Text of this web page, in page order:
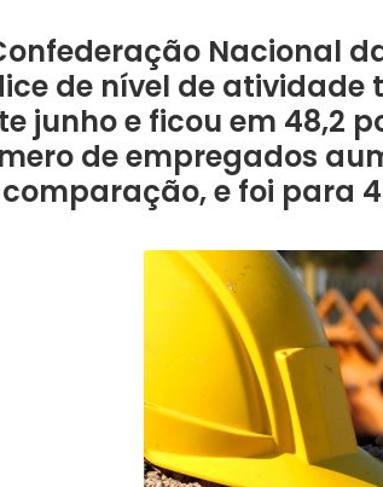
Nacional
de nível de atividade
junho e ficou em 48,2
de empregados
e foi para